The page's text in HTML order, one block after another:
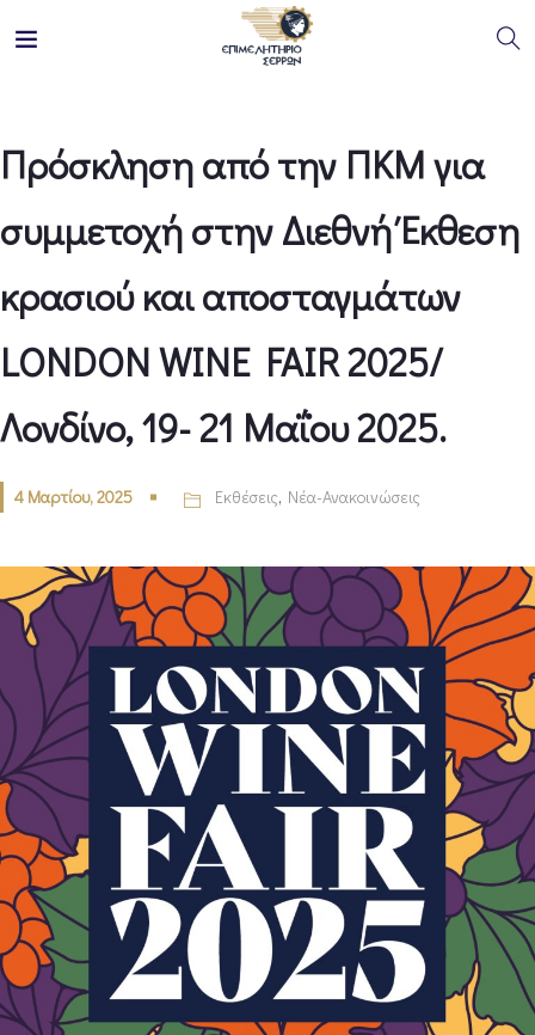
Πρόσκληση από την ΠΚΜ για
συμμετοχή στην Διεθνή Έκθεση
κρασιού και αποσταγμάτων
LONDON WINE FAIR 2025/
Λονδίνο, 19- 21 Μαΐου 2025.
4 Μαρτίου, 2025 Εκθέσεις, Νέα-Ανακοινώσεις